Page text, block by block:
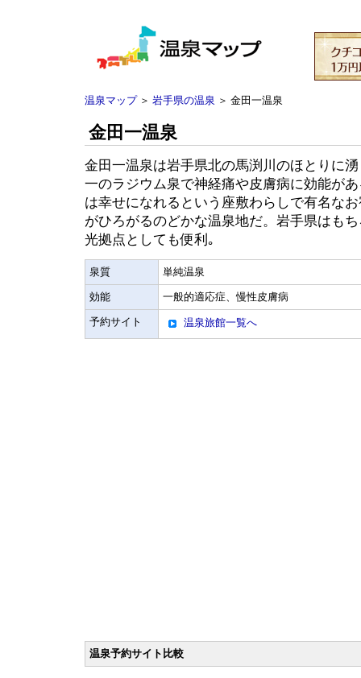
温泉マップ＞ 岩手県の温泉 ＞ 金田一温泉
金田一温泉
金田一温泉は岩手県北の馬渕川のほとりに
一のラジウム泉で神経痛や皮膚病に効能が
は幸せになれるという座敷わらしで有名な
がひろがるのどかな温泉地だ。岩手県はも
光拠点としても便利｡
泉質 単純温泉
効能 一般的適応症、慢性皮膚病
予約サイト 温泉旅館一覧へ
温泉予約サイト比較